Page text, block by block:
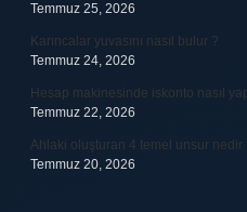
Temmuz 25, 2026
Karıncalar yuvasını nasıl bulur ?
Temmuz 24, 2026
Hesap makinesinde iskonto nasıl
Temmuz 22, 2026
Ahlaki oluşturan 4 temel unsur nedir
Temmuz 20, 2026